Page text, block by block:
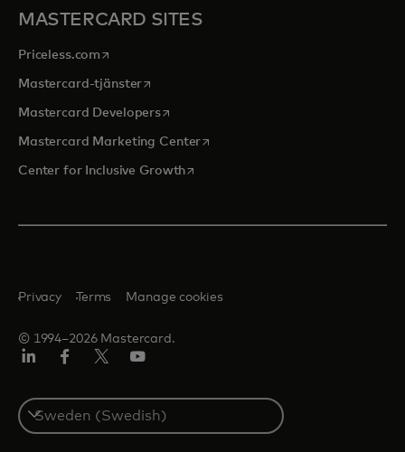
MASTERCARD SITES
Priceless.com opens in a new tab
Mastercard-tjänsteropens in a new tab
Mastercard Developersopens in a new tab
Mastercard Marketing Centeropens in a new tab
Center for Inclusive Growthopens in a new tab
© 1994–2026 Mastercard.
Privacy Terms Manage cookies
Select
a
country